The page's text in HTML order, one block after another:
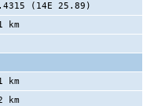
(14E 25.89)
km
km
km